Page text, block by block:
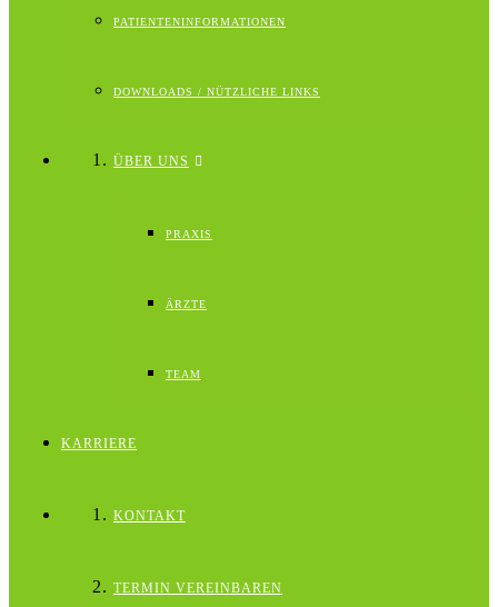
PATIENTENINFORMATIONEN
DOWNLOADS / NÜTZLICHE LINKS
ÜBER UNS
PRAXIS
ÄRZTE
TEAM
KARRIERE
KONTAKT
TERMIN VEREINBAREN